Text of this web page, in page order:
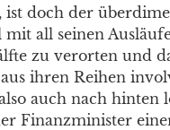
ist doch der
mit all seinen
zu verorten und
ihren Reihen
auch nach hinten
Finanzminister